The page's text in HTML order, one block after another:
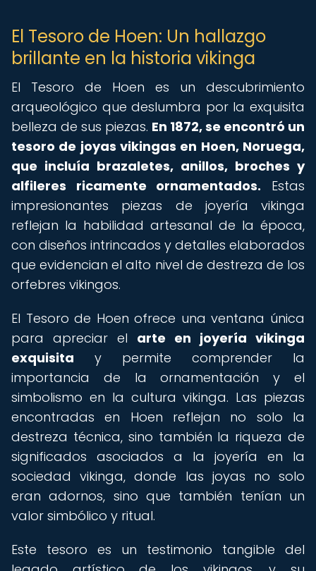
El Tesoro de Hoen: Un hallazgo
brillante en la historia vikinga
El Tesoro de Hoen es un descubrimiento
arqueológico que deslumbra por la exquisita
belleza de sus piezas. En 1872, se encontró un
tesoro de joyas vikingas en Hoen, Noruega,
que incluía brazaletes, anillos, broches y
alfileres ricamente ornamentados. Estas
impresionantes piezas de joyería vikinga
reflejan la habilidad artesanal de la época,
con diseños intrincados y detalles elaborados
que evidencian el alto nivel de destreza de los
orfebres vikingos.
El Tesoro de Hoen ofrece una ventana única
para apreciar el arte en joyería vikinga
exquisita y permite comprender la
importancia de la ornamentación y el
simbolismo en la cultura vikinga. Las piezas
encontradas en Hoen reflejan no solo la
destreza técnica, sino también la riqueza de
significados asociados a la joyería en la
sociedad vikinga, donde las joyas no solo
eran adornos, sino que también tenían un
valor simbólico y ritual.
Este tesoro es un testimonio tangible del